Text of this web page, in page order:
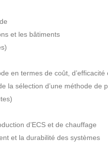
et les bâtiments
en termes de coût, d’efficacité
sélection d’une méthode de
d’ECS et de chauffage
et la durabilité des systèmes